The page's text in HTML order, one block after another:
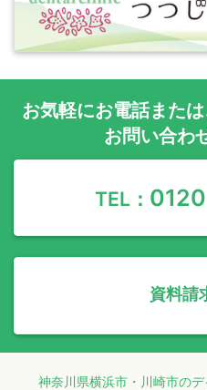
お気軽にお電話または
お問い合わ
TEL：
資料請
神奈川県横浜市・川崎市の